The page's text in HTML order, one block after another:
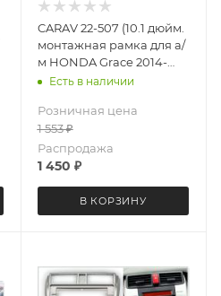
CARAV 22-507 (10.1 дюйм.
монтажная рамка для а/
м HONDA Grace 2014-
2020; Greiz 2015-2019 /
справа / без системы
SRS
Есть в наличии
Розничная цена
1 553₽
Распродажа
1 450 ₽
В КОРЗИНУ